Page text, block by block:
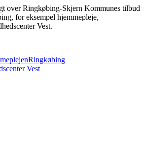
over Ringkøbing-Skjern Kommunes tilbud
for eksempel hjemmepleje,
Vest.
Ringkøbing
Vest